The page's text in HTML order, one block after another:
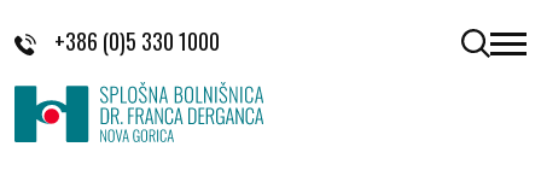
+386 (0)5 330 1000 odpri